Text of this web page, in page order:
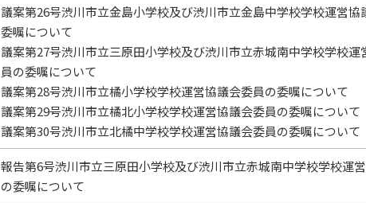
議案第26号渋川市立金島小学校及び渋川市立金島中学校学校運営協
委嘱について
議案第27号渋川市立三原田小学校及び渋川市立赤城南中学校学校運
員の委嘱について
議案第28号渋川市立橘小学校学校運営協議会委員の委嘱について
議案第29号渋川市立橘北小学校学校運営協議会委員の委嘱について
議案第30号渋川市立北橘中学校学校運営協議会委員の委嘱について
報告第6号渋川市立三原田小学校及び渋川市立赤城南中学校学校運
の委嘱について